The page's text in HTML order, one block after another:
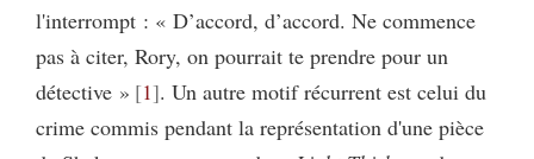
l'interrompt : « D’accord, d’accord. Ne commence
pas à citer, Rory, on pourrait te prendre pour un
détective » 1 . Un autre motif récurrent est celui du
crime commis pendant la représentation d'une pièce